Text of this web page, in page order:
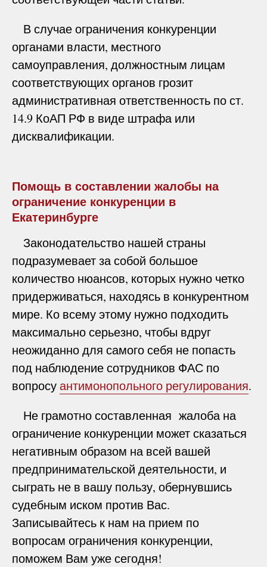
В случае ограничения конкуренции
органами власти, местного
самоуправления, должностным лицам
соответствующих органов грозит
административная ответственность по ст.
14.9 КоАП РФ в виде штрафа или
дисквалификации.
Помощь в составлении жалобы на
ограничение конкуренции в
Екатеринбурге
Законодательство нашей страны
подразумевает за собой большое
количество нюансов, которых нужно четко
придерживаться, находясь в конкурентном
мире. Ко всему этому нужно подходить
максимально серьезно, чтобы вдруг
неожиданно для самого себя не попасть
под наблюдение сотрудников ФАС по
вопросуантимонопольного регулирования.
Не грамотно составленная жалоба на
ограничение конкуренции может сказаться
негативным образом на всей вашей
предпринимательской деятельности, и
сыграть не в вашу пользу, обернувшись
судебным иском против Вас.
Записывайтесь к нам на прием по
вопросам ограничения конкуренции,
поможем Вам уже сегодня!